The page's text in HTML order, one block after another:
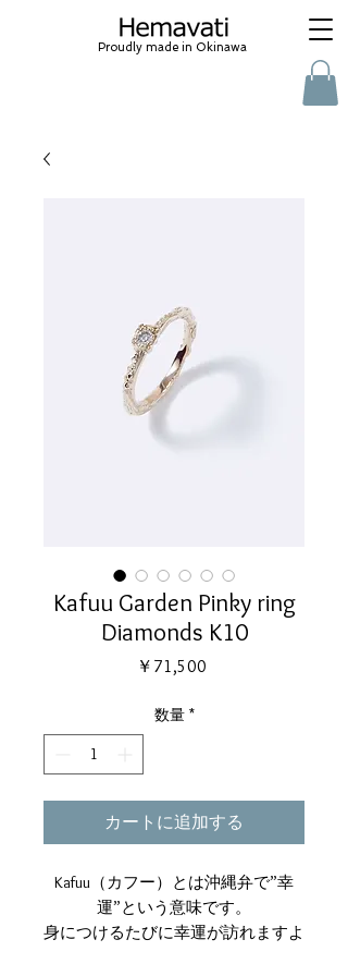
Proudly made in Okinawa
Kafuu Garden Pinky ring
Diamonds K10
￥71,500
数量 *
カートに追加する
Kafuu（カフー）とは沖縄弁で”幸
運”という意味です。
身につけるたびに幸運が訪れますよ